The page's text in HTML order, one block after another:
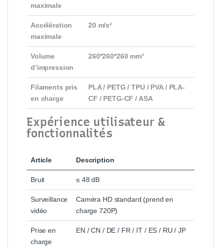
maximale
Accélération
maximale
20 m/s²
Volume
d’impression
260*260*260 mm³
Filaments pris
en charge
PLA / PETG / TPU / PVA / PLA-
CF / PETG-CF / ASA
Expérience utilisateur &
fonctionnalités
Article Description
Bruit ≤ 48 dB
Surveillance
vidéo
Caméra HD standard (prend en
charge 720P)
Prise en
charge
EN / CN / DE / FR / IT / ES / RU / JP